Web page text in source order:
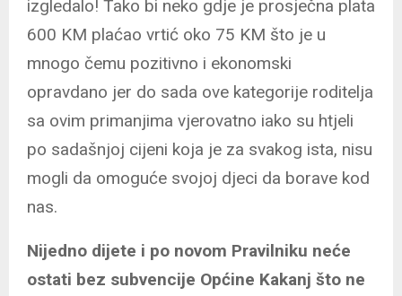
izgledalo! Tako bi neko gdje je prosječna plata
600 KM plaćao vrtić oko 75 KM što je u
mnogo čemu pozitivno i ekonomski
opravdano jer do sada ove kategorije roditelja
sa ovim primanjima vjerovatno iako su htjeli
po sadašnjoj cijeni koja je za svakog ista, nisu
mogli da omoguće svojoj djeci da borave kod
nas.
Nijedno dijete i po novom Pravilniku neće
ostati bez subvencije Općine Kakanj što ne